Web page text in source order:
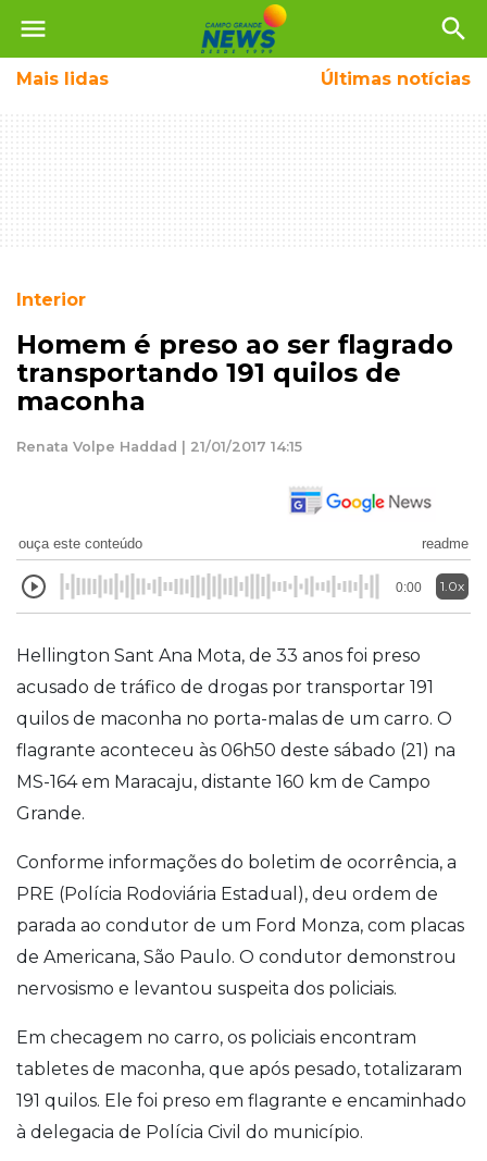
menu search
Mais lidas Últimas notícias
Interior
Homem é preso ao ser flagrado
transportando 191 quilos de
maconha
Renata Volpe Haddad | 21/01/2017 14:15
ouça este conteúdo readme
0:00 1.0x
Hellington Sant Ana Mota, de 33 anos foi preso
acusado de tráfico de drogas por transportar 191
quilos de maconha no porta-malas de um carro. O
flagrante aconteceu às 06h50 deste sábado (21) na
MS-164 em Maracaju, distante 160 km de Campo
Grande.
Conforme informações do boletim de ocorrência, a
PRE (Polícia Rodoviária Estadual), deu ordem de
parada ao condutor de um Ford Monza, com placas
de Americana, São Paulo. O condutor demonstrou
nervosismo e levantou suspeita dos policiais.
Em checagem no carro, os policiais encontram
tabletes de maconha, que após pesado, totalizaram
191 quilos. Ele foi preso em flagrante e encaminhado
à delegacia de Polícia Civil do município.